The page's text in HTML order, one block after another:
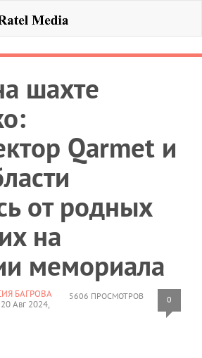
шахте
Qarmet и
от родных
на
мемориала
5606 ПРОСМОТРОВ 0
БАГРОВА
Авг 2024,